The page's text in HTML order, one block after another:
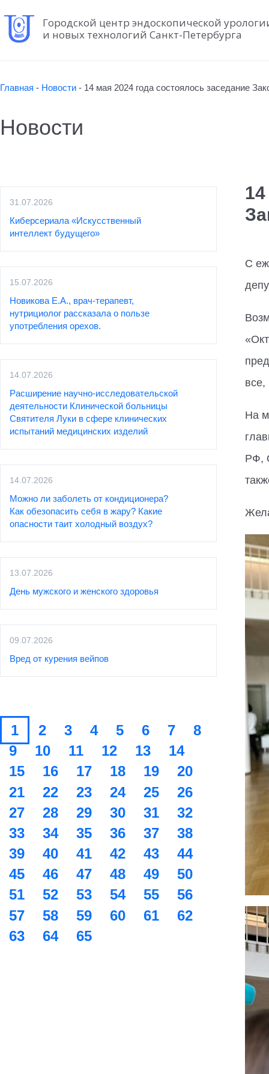
Городской центр эндоскопической
и новых технологий Санкт-Петербурга
Главная - Новости - 14 мая 2024 года состоялось заседание
Новости
31.07.2026
Киберсериала «Искусственный
интеллект будущего»
15.07.2026
Новикова Е.А., врач-терапевт,
нутрициолог рассказала о пользе
употребления орехов.
14.07.2026
Расширение научно-исследовательской
деятельности Клинической больницы
Святителя Луки в сфере клинических
испытаний медицинских изделий
14.07.2026
Можно ли заболеть от кондиционера?
Как обезопасить себя в жару? Какие
опасности таит холодный воздух?
13.07.2026
День мужского и женского здоровья
09.07.2026
Вред от курения вейпов
1 2 3 4 5 6 7
8
9
10 11 12 13
14
15
16 17 18 19
20
21
22 23 24 25
26
27
28 29 30 31
32
33
34 35 36 37
38
39
40 41 42 43
44
45
46 47 48 49
50
51
52 53 54 55
56
57
58 59 60 61
62
63
64 65
С
все,
На
РФ,